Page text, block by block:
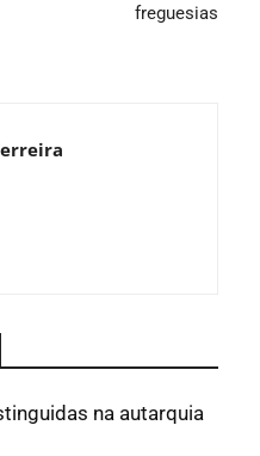
freguesias
na autarquia